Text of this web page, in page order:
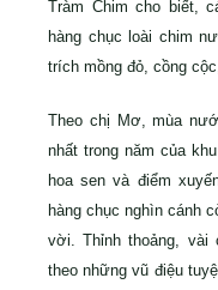
Tràm Chim cho biết,
hàng chục loài chim
trích mồng đỏ, cồng
Theo chị Mơ, mùa
nhất trong năm của
hoa sen và điểm
hàng chục nghìn cánh
vời. Thỉnh thoảng, vài
theo những vũ điệu